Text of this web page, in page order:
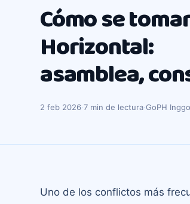
Cómo se
Horizontal:
asamblea,
2 feb 2026·7 min de lectura·GoPH Inggo
Uno de los conflictos más